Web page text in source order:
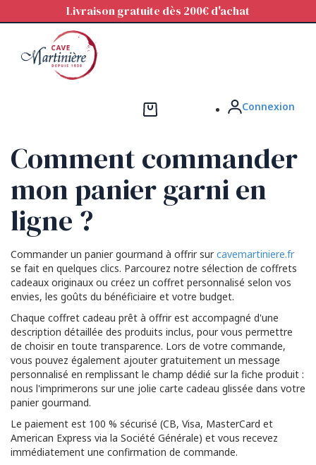
Livraison gratuite dès 200€ d'achat
Connexion
Comment commander
mon panier garni en
ligne ?
Commander un panier gourmand à offrir surcavemartiniere.fr
se fait en quelques clics. Parcourez notre sélection de coffrets
cadeaux originaux ou créez un coffret personnalisé selon vos
envies, les goûts du bénéficiaire et votre budget.
Chaque coffret cadeau prêt à offrir est accompagné d'une
description détaillée des produits inclus, pour vous permettre
de choisir en toute transparence. Lors de votre commande,
vous pouvez également ajouter gratuitement un message
personnalisé en remplissant le champ dédié sur la fiche produit :
nous l'imprimerons sur une jolie carte cadeau glissée dans votre
panier gourmand.
Le paiement est 100 % sécurisé (CB, Visa, MasterCard et
American Express via la Société Générale) et vous recevez
immédiatement une confirmation de commande.
Panneau de gestion des cookies